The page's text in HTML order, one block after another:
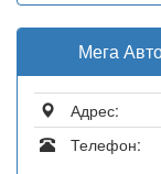
Мега
Адрес:
Телефон: